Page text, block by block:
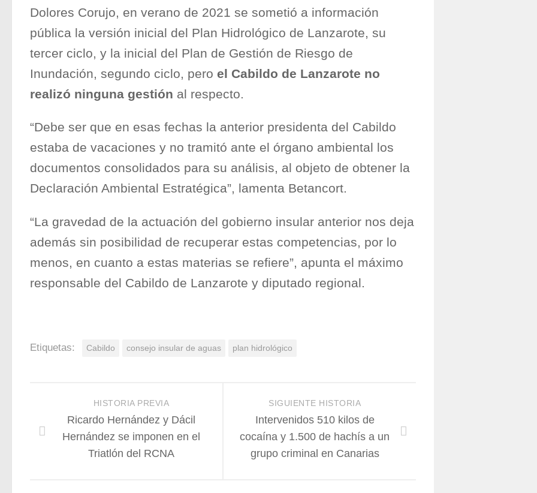
Dolores Corujo, en verano de 2021 se sometió a información
pública la versión inicial del Plan Hidrológico de Lanzarote, su
tercer ciclo, y la inicial del Plan de Gestión de Riesgo de
Inundación, segundo ciclo, pero el Cabildo de Lanzarote no
realizó ninguna gestión al respecto.
“Debe ser que en esas fechas la anterior presidenta del Cabildo
estaba de vacaciones y no tramitó ante el órgano ambiental los
documentos consolidados para su análisis, al objeto de obtener la
Declaración Ambiental Estratégica”, lamenta Betancort.
“La gravedad de la actuación del gobierno insular anterior nos deja
además sin posibilidad de recuperar estas competencias, por lo
menos, en cuanto a estas materias se refiere”, apunta el máximo
responsable del Cabildo de Lanzarote y diputado regional.
Etiquetas: Cabildo consejo insular de aguas plan hidrológico
SIGUIENTE HISTORIA
Intervenidos 510 kilos de
cocaína y 1.500 de hachís a un
grupo criminal en Canarias
HISTORIA PREVIA
Ricardo Hernández y Dácil
Hernández se imponen en el
Triatlón del RCNA